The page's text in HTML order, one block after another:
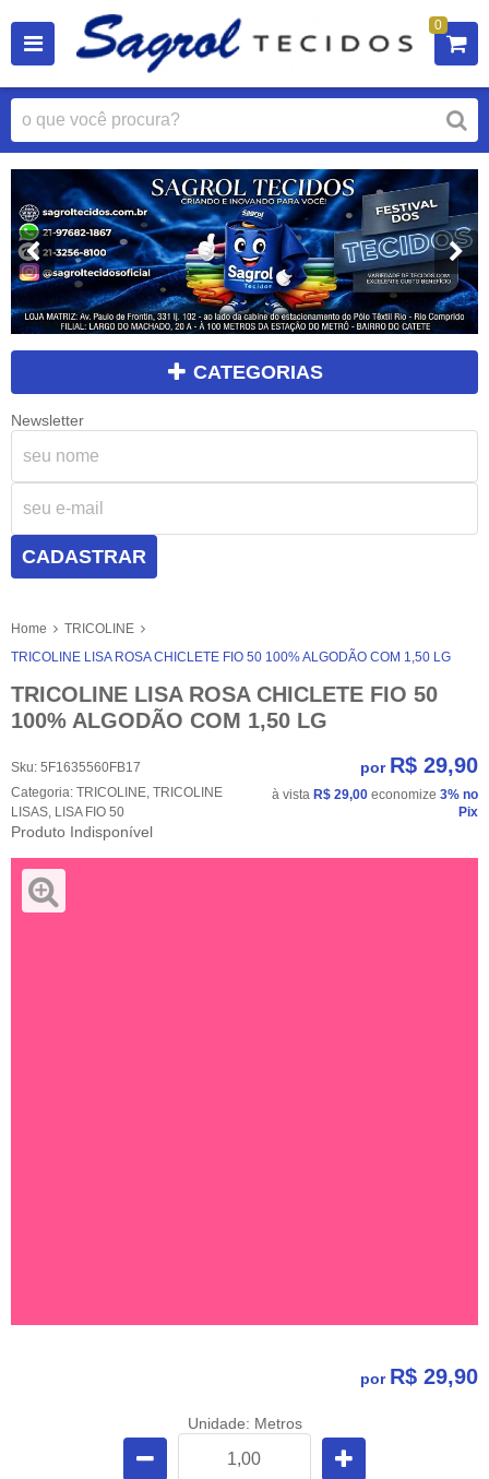
0
CATEGORIAS
Newsletter
CADASTRAR
Home
TRICOLINE
TRICOLINE LISA ROSA CHICLETE FIO 50 100% ALGODÃO COM 1,50 LG
TRICOLINE LISA ROSA CHICLETE FIO 50
100% ALGODÃO COM 1,50 LG
Sku: 5F1635560FB17
Categoria: TRICOLINE, TRICOLINE
LISAS, LISA FIO 50
Produto Indisponível
por R$ 29,90
à vista R$ 29,00 economize 3% no
Pix
por R$ 29,90
Unidade: Metros